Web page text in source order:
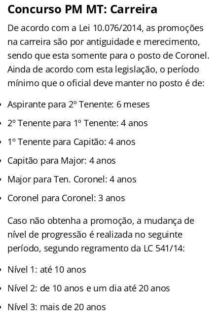
Concurso PM MT: Carreira
De acordo com a Lei 10.076/2014, as promoções
na carreira são por antiguidade e merecimento,
sendo que esta somente para o posto de Coronel.
Ainda de acordo com esta legislação, o período
mínimo que o oficial deve manter no posto é de:
Aspirante para 2º Tenente: 6 meses
2º Tenente para 1º Tenente: 4 anos
1º Tenente para Capitão: 4 anos
Capitão para Major: 4 anos
Major para Ten. Coronel: 4 anos
Coronel para Coronel: 3 anos
Caso não obtenha a promoção, a mudança de
nível de progressão é realizada no seguinte
período, segundo regramento da LC 541/14:
Nível 1: até 10 anos
Nível 2: de 10 anos e um dia até 20 anos
Nível 3: mais de 20 anos